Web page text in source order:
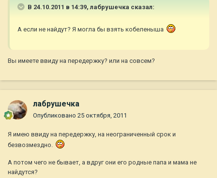
В 24.10.2011 в 14:39, лабрушечка сказал:
А если не найдут? Я могла бы взять кобеленыша
Вы имеете ввиду на передержку? или на совсем?
лабрушечка
Опубликовано 25 октября, 2011
Я имею ввиду на передержку, на неограниченный срок и
безвозмездно.
А потом чего не бывает, а вдруг они его родные папа и мама не
найдутся?